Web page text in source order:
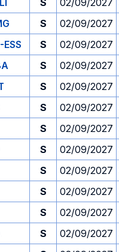
S 02/09/2027
S 02/09/2027
ESS
S 02/09/2027
S 02/09/2027
S 02/09/2027
S 02/09/2027
S 02/09/2027
S 02/09/2027
S 02/09/2027
S 02/09/2027
S 02/09/2027
S 02/09/2027